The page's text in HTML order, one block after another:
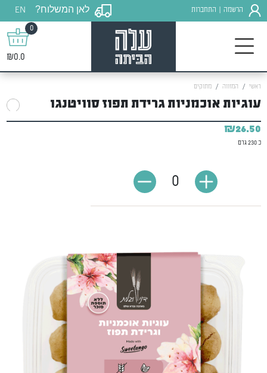
הרשמה התחברות לאן המשלוח?
EN
0
₪0.0
ראשי המזווה מתוקים
עוגיות אוכמניות גרידת תפוז סוויטנגו
₪26.50
כ 230 גרם
0